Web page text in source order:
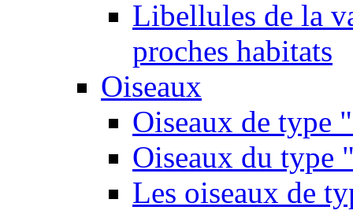
Libellules de la
proches habitats
Oiseaux
Oiseaux de type
Oiseaux du type
Les oiseaux de